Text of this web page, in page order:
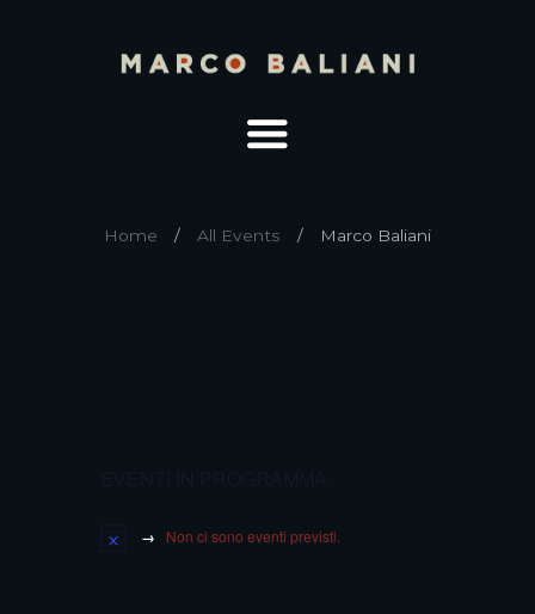
Home All Events Marco Baliani
Non ci sono eventi previsti.